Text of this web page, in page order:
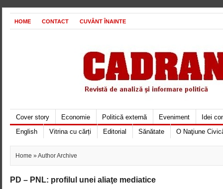
HOME CONTACT CUVÂNT ÎNAINTE
Cover story Economie Politică externă Eveniment
Idei
English
Vitrina cu cărți Editorial Sănătate O Naţiune
Home » Author Archive
PD – PNL: profilul unei aliaţe mediatice